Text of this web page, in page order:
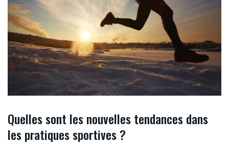
Quelles sont les nouvelles tendances dans
les pratiques sportives ?